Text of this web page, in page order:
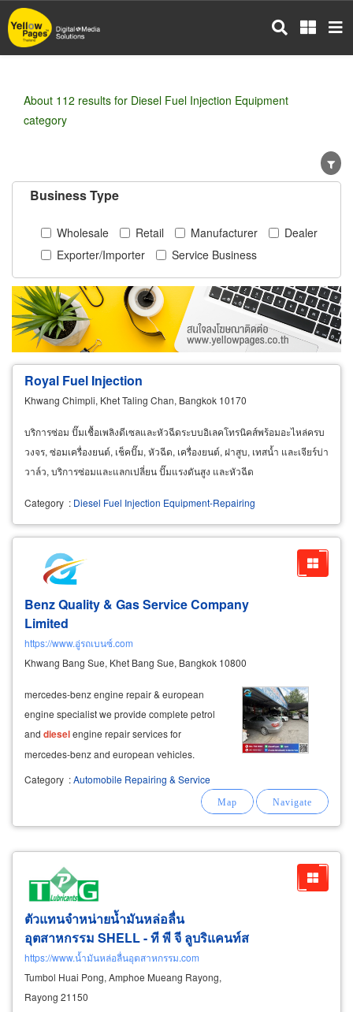
Skip
to
main
About 112 results for Diesel Fuel Injection Equipment
category
Business Type
Wholesale Retail Manufacturer
Dealer
Exporter/Importer
Service Business
Royal Fuel Injection
Khwang Chimpli, Khet Taling Chan, Bangkok 10170
บริการซ่อม ปั๊มเชื้อเพลิงดีเซลและหัวฉีดระบบอิเลคโทรนิคส์พร้อมอะไหล่ครบ
วงจร, ซ่อมเครื่องยนต์, เช็คปั๊ม, หัวฉีด, เครื่องยนต์, ฝาสูบ, เทสน้ำ และเจียร์บ่า
วาล์ว, บริการซ่อมและแลกเปลี่ยน ปั๊มแรงดันสูง และหัวฉีด
Category : Diesel Fuel Injection Equipment-Repairing
Benz Quality & Gas Service Company
Limited
https://www.อู่รถเบนซ์.com
Khwang Bang Sue, Khet Bang Sue, Bangkok 10800
mercedes-benz engine repair & european
engine specialist we provide complete petrol
and dieselengine repair services for
mercedes-benz and european vehicles.
Category :Automobile Repairing & Service
ตัวแทนจำหน่ายน้ำมันหล่อลื่น
อุตสาหกรรม SHELL - ที พี จี ลูบริแคนท์ส
https://www.น้ำมันหล่อลื่นอุตสาหกรรม.com
Tumbol Huai Pong, Amphoe Mueang Rayong,
Rayong 21150